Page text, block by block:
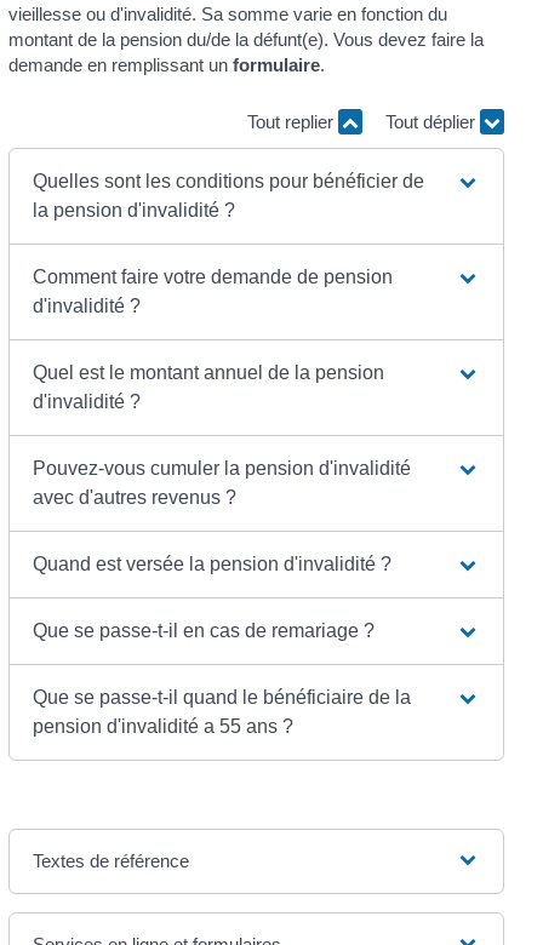
vieillesse ou d'invalidité. Sa somme varie en fonction du
montant de la pension du/de la défunt(e). Vous devez faire la
demande en remplissant un formulaire.
Tout replier Tout déplier
Quelles sont les conditions pour bénéficier de
la pension d'invalidité ?
Comment faire votre demande de pension
d'invalidité ?
Quel est le montant annuel de la pension
d'invalidité ?
Pouvez-vous cumuler la pension d'invalidité
avec d'autres revenus ?
Quand est versée la pension d'invalidité ?
Que se passe-t-il en cas de remariage ?
Que se passe-t-il quand le bénéficiaire de la
pension d'invalidité a 55 ans ?
Textes de référence